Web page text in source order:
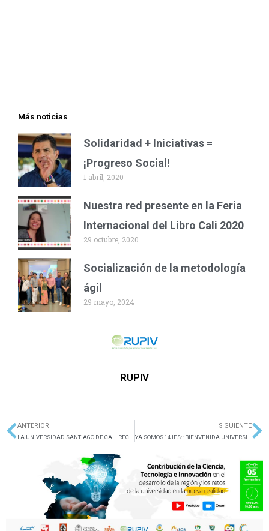
RUPIV
Más noticias
Solidaridad + Iniciativas =
¡Progreso Social!
1 abril, 2020
Nuestra red presente en la Feria
Internacional del Libro Cali 2020
29 octubre, 2020
Socialización de la metodología
ágil
29 mayo, 2024
Ant
ANTERIOR
LA UNIVERSIDAD SANTIAGO DE CALI RECIBE ACREDITACIÓN INSTITUCIONAL DE ALTA CALIDAD
SIGUIENTE
YA SOMOS 14 IES: ¡BIENVENIDA UNIVERSIDAD COOPERATIVA DE COLOMBIA!